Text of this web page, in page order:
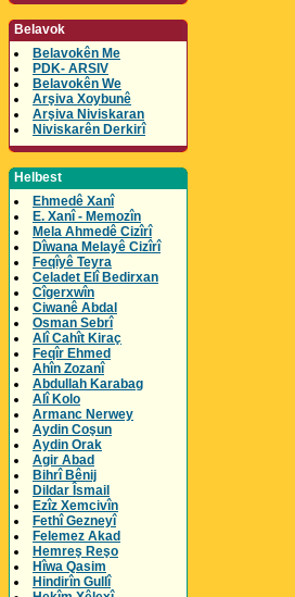
Belavok
Belavokên Me
PDK- ARSIV
Belavokên We
Arşiva Xoybunê
Arşiva Niviskaran
Niviskarên Derkirî
Helbest
Ehmedê Xanî
E. Xanî - Memozîn
Mela Ahmedê Cizîrî
Dîwana Melayê Cizîrî
Feqîyê Teyra
Celadet Elî Bedirxan
Cîgerxwîn
Ciwanê Abdal
Osman Sebrî
Alî Cahît Kiraç
Feqîr Ehmed
Ahîn Zozanî
Abdullah Karabag
Alî Kolo
Armanc Nerwey
Aydin Coşun
Aydin Orak
Agir Abad
Bihrî Bênij
Dildar Îsmail
Ezîz Xemcivîn
Fethî Gezneyî
Felemez Akad
Hemreş Reşo
Hîwa Qasim
Hindirîn Gullî